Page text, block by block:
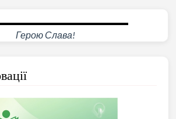
Герою Слава!